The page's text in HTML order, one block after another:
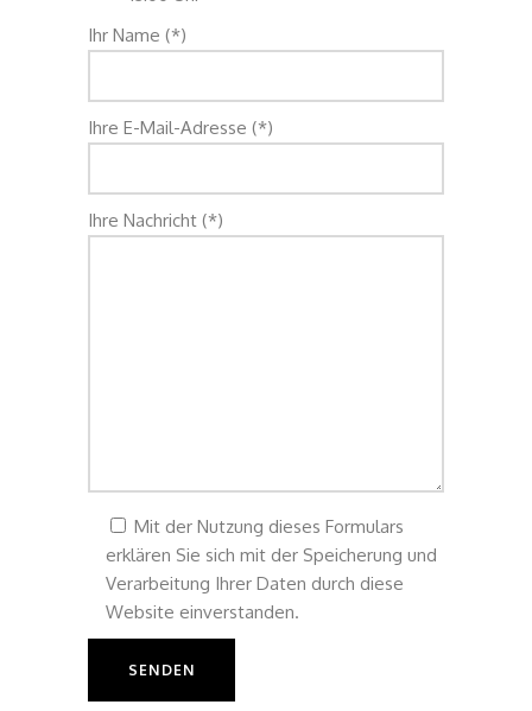
Ihr Name (*)
Ihre E-Mail-Adresse (*)
Ihre Nachricht (*)
Mit der Nutzung dieses Formulars
erklären Sie sich mit der Speicherung und
Verarbeitung Ihrer Daten durch diese
Website einverstanden.